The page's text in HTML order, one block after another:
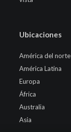
Ubicaciones
América del norte
América Latina
Europa
África
Australia
Asia